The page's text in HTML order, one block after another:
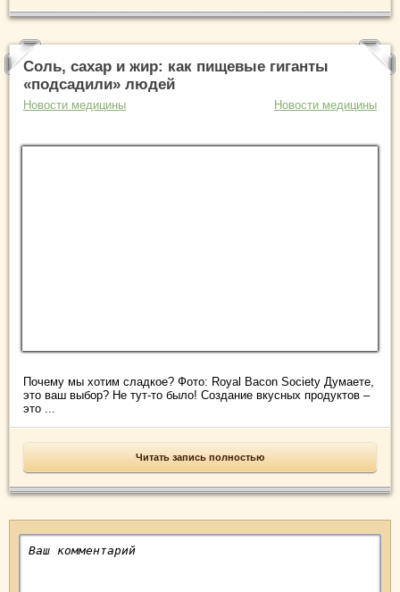
Соль, сахар и жир: как пищевые гиганты
«подсадили» людей
Новости медицины Новости медицины
Почему мы хотим сладкое? Фото: Royal Bacon Society Думаете,
это ваш выбор? Не тут-то было! Создание вкусных продуктов –
это ...
Читать запись полностью